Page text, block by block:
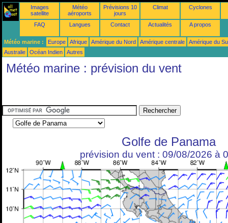
Images
satellite
Météo
aéroports
Prévisions 10
jours
Climat Cyclones
FAQ Langues Contact Actualités A propos
Météo marine : Europe Afrique Amérique du Nord Amérique centrale
Amérique du
Australie
Océan Indien Autres
Météo marine : prévision du vent
Golfe de Panama
prévision du vent : 09/08/2026 à